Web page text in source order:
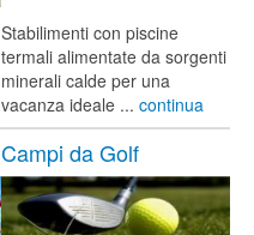
Stabilimenti con piscine
termali alimentate da sorgenti
minerali calde per una
vacanza ideale ... continua
Campi da Golf